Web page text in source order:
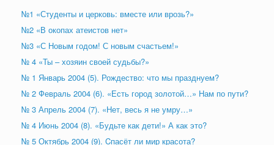
№1 «Студенты и церковь: вместе или врозь?»
№2 «В окопах атеистов нет»
№3 «С Новым годом! С новым счастьем!»
№ 4 «Ты – хозяин своей судьбы?»
№ 1 Январь 2004 (5). Рождество: что мы празднуем?
№ 2 Февраль 2004 (6). «Есть город золотой…» Нам по пути?
№ 3 Апрель 2004 (7). «Нет, весь я не умру…»
№ 4 Июнь 2004 (8). «Будьте как дети!» А как это?
№ 5 Октябрь 2004 (9). Cпасёт ли мир красота?